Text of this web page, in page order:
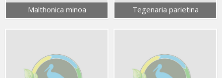
Malthonica minoa Tegenaria parietina